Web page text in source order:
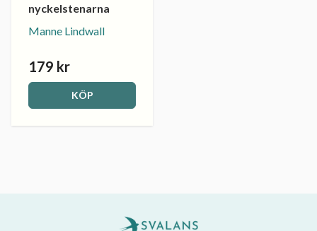
nyckelstenarna
Manne Lindwall
179 kr
KÖP